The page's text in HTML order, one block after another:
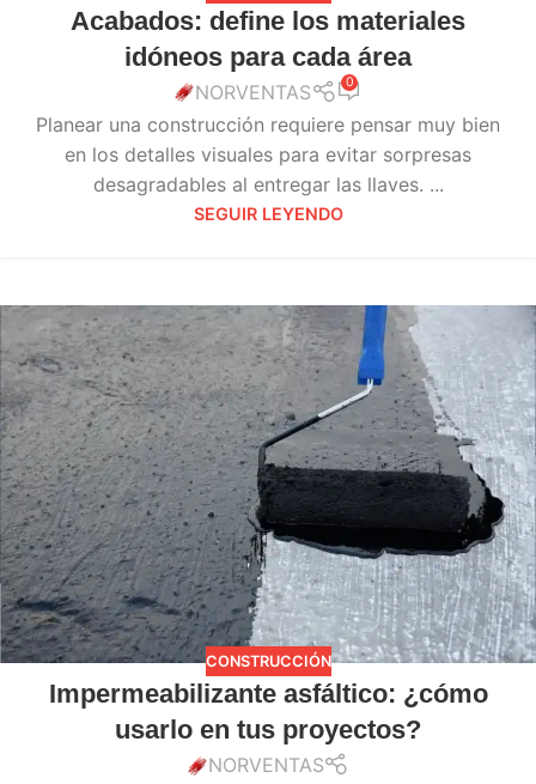
Acabados: define los materiales
idóneos para cada área
NORVENTAS 0
Planear una construcción requiere pensar muy bien
en los detalles visuales para evitar sorpresas
desagradables al entregar las llaves. ...
SEGUIR LEYENDO
CONSTRUCCIÓN
Impermeabilizante asfáltico: ¿cómo
usarlo en tus proyectos?
NORVENTAS